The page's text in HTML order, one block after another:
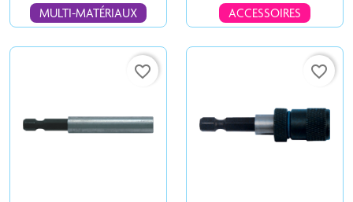
MULTI-MATÉRIAUX
ACCESSOIRES
favorite_border favorite_border